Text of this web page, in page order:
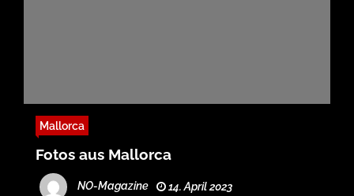
Mallorca
Fotos aus Mallorca
NO-Magazine 14. April 2023